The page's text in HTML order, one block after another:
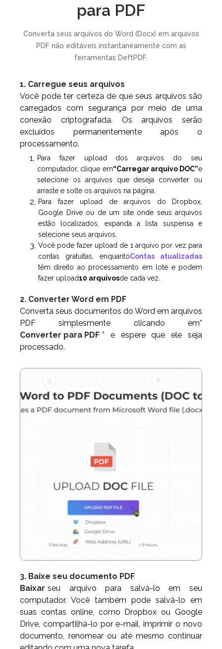
para PDF
Converta seus arquivos do Word (Docx) em arquivos
PDF não editáveis instantaneamente com as
ferramentas DeftPDF.
1. Carregue seus arquivos
Você pode ter certeza de que seus arquivos são
carregados com segurança por meio de uma
conexão criptografada. Os arquivos serão
excluídos permanentemente após o
processamento.
Para fazer upload dos arquivos do seu
computador, clique em“Carregar arquivo DOC”e
selecione os arquivos que deseja converter ou
arraste e solte os arquivos na página.
Para fazer upload de arquivos do Dropbox,
Google Drive ou de um site onde seus arquivos
estão localizados, expanda a lista suspensa e
selecione seus arquivos.
Você pode fazer upload de 1 arquivo por vez para
contas gratuitas, enquantoContas atualizadas
têm direito ao processamento em lote e podem
fazer upload10 arquivosde cada vez.
2. Converter Word em PDF
Converta seus documentos do Word em arquivos
PDF simplesmente clicando em”
Converter para PDF ” e espere que ele seja
processado.
3. Baixe seu documento PDF
Baixar seu arquivo para salvá-lo em seu
computador. Você também pode salvá-lo em
suas contas online, como Dropbox ou Google
Drive, compartilhá-lo por e-mail, imprimir o novo
documento, renomear ou até mesmo continuar